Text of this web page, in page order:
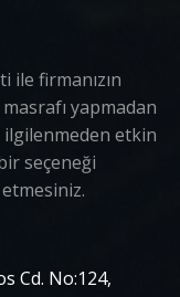
ile firmanızın
yapmadan
ilgilenmeden etkin
seçeneği
Cd. No:124,